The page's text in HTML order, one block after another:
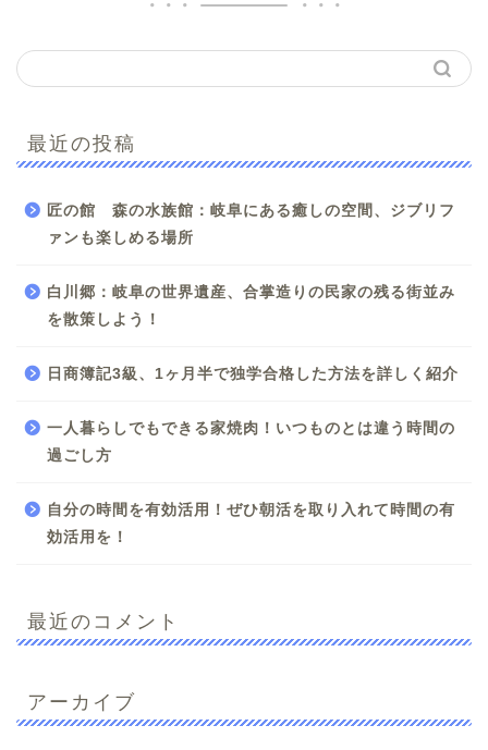
最近の投稿
匠の館 森の水族館：岐阜にある癒しの空間、ジブリフ
ァンも楽しめる場所
白川郷：岐阜の世界遺産、合掌造りの民家の残る街並み
を散策しよう！
日商簿記3級、1ヶ月半で独学合格した方法を詳しく紹介
一人暮らしでもできる家焼肉！いつものとは違う時間の
過ごし方
自分の時間を有効活用！ぜひ朝活を取り入れて時間の有
効活用を！
最近のコメント
アーカイブ